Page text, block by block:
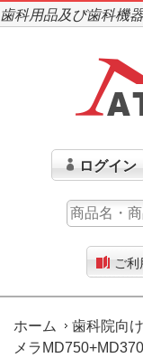
歯科用品及び歯科機
ログイン
ご利
ホーム 歯科院向け
メラ